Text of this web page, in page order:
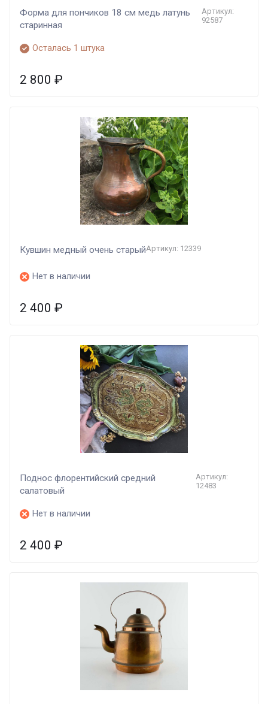
Форма для пончиков 18 см медь латунь
старинная
Артикул:
92587
Осталась 1 штука
2 800 ₽
Кувшин медный очень старыйАртикул: 12339
Нет в наличии
2 400 ₽
Поднос флорентийский средний
салатовый
Артикул:
12483
Нет в наличии
2 400 ₽